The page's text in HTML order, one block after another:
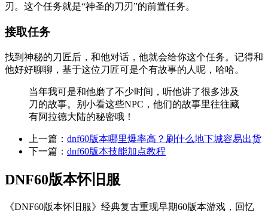
刃。这个任务就是“神圣的刀刃”的前置任务。
接取任务
找到神秘的刀匠后，和他对话，他就会给你这个任务。记得和
他好好聊聊，基于这位刀匠可是个有故事的人呢，哈哈。
当年我可是和他磨了不少时间，听他讲了很多涉及
刀的故事。别小看这些NPC，他们的故事里往往藏
有阿拉德大陆的秘密哦！
上一篇： dnf60版本哪里爆率高？刷什么地下城容易出货
下一篇： dnf60版本技能加点教程
DNF60版本怀旧服
《DNF60版本怀旧服》经典复古重现早期60版本游戏，回忆